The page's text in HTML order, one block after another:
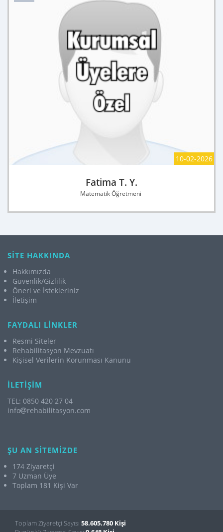
10-02-2026
Fatima T. Y.
Matematik Öğretmeni
SİTE HAKKINDA
Hakkımızda
Güvenlik/Gizlilik
Öneri ve İstekleriniz
İletişim
FAYDALI LİNKLER
Resmi Siteler
Rehabilitasyon Mevzuatı
Kişisel Verilerin Korunması Kanunu
İLETİŞİM
TEL: 0850 420 27 04
info
rehabilitasyon.com
ŞU AN SİTEMİZDE
174 Ziyaretçi
7 Uzman Üye
Toplam 181 Kişi Var
Toplam Ziyaretçi Sayısı 58.605.780 Kişi